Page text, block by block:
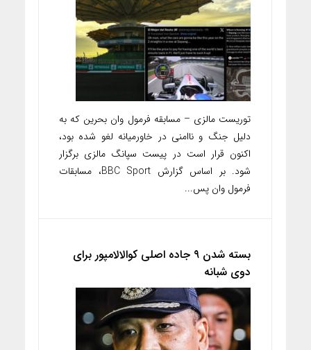
توریست مالزی – مسابقه فرمول وان بحرین که به
دلیل جنگ و ناامنی در خاورمیانه لغو شده بود،
اکنون قرار است در پیست سپانگ مالزی برگزار
شود. بر اساس گزارش BBC Sport، مسابقات
فرمول وان پس...
بسته شدن ۹ جاده اصلی کوالالامپور برای
دوی شبانه